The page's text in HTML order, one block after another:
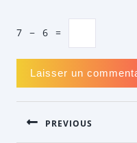
7 − 6 =
NAVIGATION
DE
PREVIOUS